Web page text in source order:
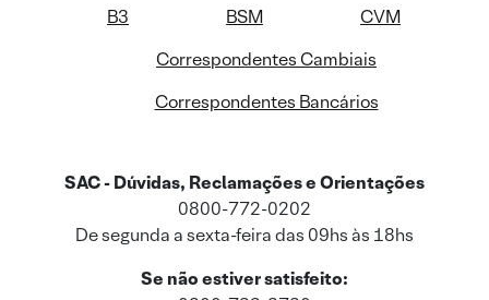
B3 BSM
CVM
Correspondentes Cambiais
Correspondentes Bancários
SAC - Dúvidas, Reclamações e Orientações
0800-772-0202
De segunda a sexta-feira das 09hs às 18hs
Se não estiver satisfeito: